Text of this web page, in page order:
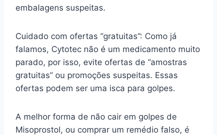
embalagens suspeitas.
Cuidado com ofertas “gratuitas”: Como já
falamos, Cytotec não é um medicamento muito
parado, por isso, evite ofertas de “amostras
gratuitas” ou promoções suspeitas. Essas
ofertas podem ser uma isca para golpes.
A melhor forma de não cair em golpes de
Misoprostol, ou comprar um remédio falso, é